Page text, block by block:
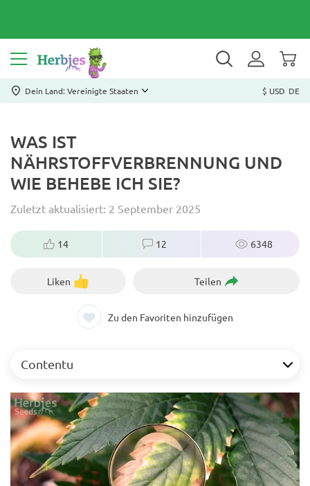
Dein Land: Vereinigte Staaten $ USD DE
WAS IST
NÄHRSTOFFVERBRENNUNG UND
WIE BEHEBE ICH SIE?
Zuletzt aktualisiert: 2 September 2025
Contentu
14 12 6348
Liken Teilen
Zu den Favoriten hinzufügen